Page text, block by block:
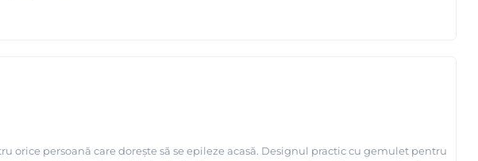
orice persoană care dorește să se epileze acasă. Designul practic cu gemulet pentru